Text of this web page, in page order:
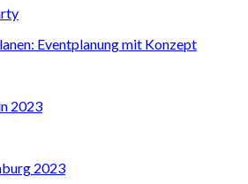
Eventplanung mit Konzept
2023
2023